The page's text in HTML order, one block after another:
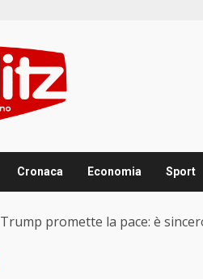
Cronaca Economia Sport
Trump promette la pace: è